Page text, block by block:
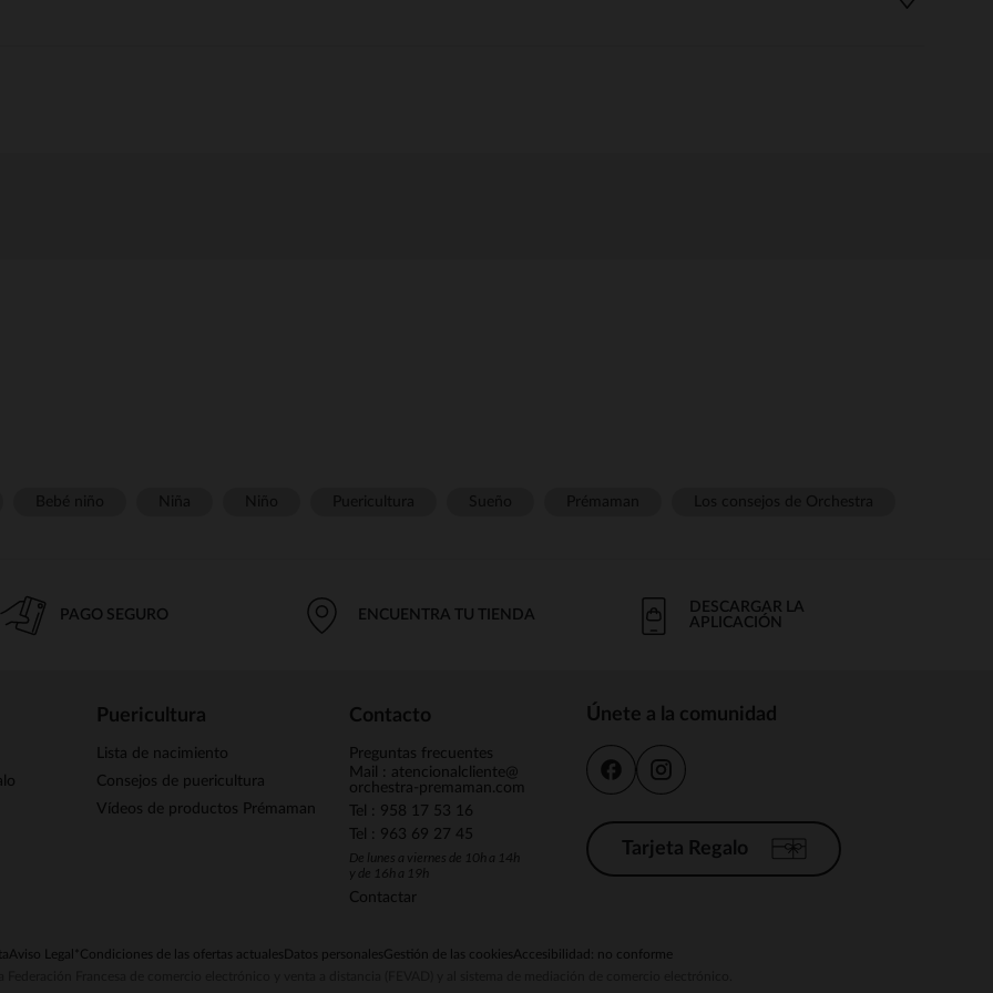
PAGO SEGURO ENCUENTRA TU TIENDA
DESCARGAR LA
APLICACIÓN
Puericultura
Lista de nacimiento
Consejos de puericultura
Vídeos de productos Prémaman
Contacto
Preguntas frecuentes
Mail : atencionalcliente@
orchestra-premaman.com
Tel : 958 17 53 16
Tel : 963 69 27 45
De lunes a viernes de 10h a 14h
y de 16h a 19h
Contactar
Únete a la comunidad
Tarjeta Regalo
Aviso Legal *Condiciones de las ofertas actuales Datos personalesGestión de las cookiesAccesibilidad: no conforme